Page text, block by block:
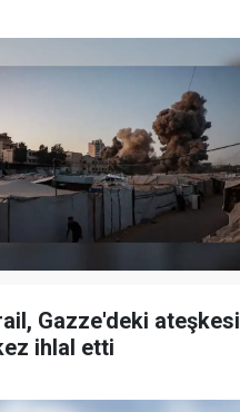
Gazze'deki
ihlal etti